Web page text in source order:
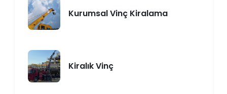
Kurumsal Vinç Kiralama
Kiralık Vinç